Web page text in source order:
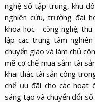
nghệ số tập trung, khu
nghiên cứu, trường đại
khoa học - công nghệ;
lập các trung tâm
chuyển giao và làm chủ
mẽ cơ chế mua sắm tài
khai thác tài sản công
chế ưu đãi cho các hoạt
sáng tạo và chuyển đổi